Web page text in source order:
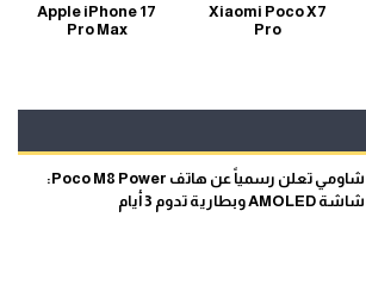
Xiaomi Poco X7
Pro
Apple iPhone 17
Pro Max
شاومي تعلن رسمياً عن هاتف Poco M8 Power:
شاشة AMOLED وبطارية تدوم 3 أيام